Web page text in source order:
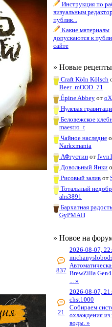
Инструкция по
визуальным
публик...
Какие материалы
допускаются к
сайте
» Новые рецепты
Craft Köln Kölsch
Beer_mOOD_71
Épine Abbeyот
Нулевая
Беловежское
maestro_t
Чайное наследие
Narkxmania
АФгустинот
Довольный Янки
Рисовый залив от
Тотальный
ahs3891
Бархатная радость
GyPMAH
» Новое на
837
2026-08-07,
BrewZilla
... »
21
2026-08-07,
chst1000
Собираем
охлаждения из
воды. »